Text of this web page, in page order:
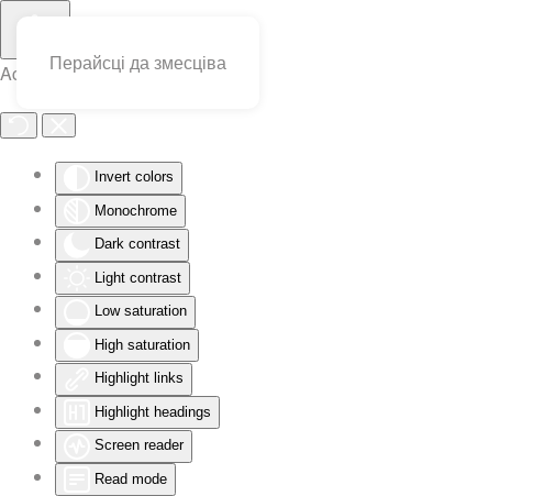
Accessibility Tools
Invert colors
Monochrome
Dark contrast
Light contrast
Low saturation
High saturation
Highlight links
Highlight headings
Screen reader
Read mode
Перайсці да змесціва